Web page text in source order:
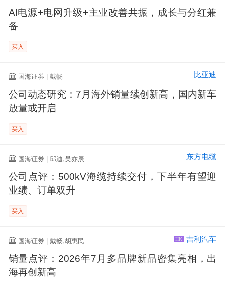
AI电源+电网升级+主业改善共振，成长与分红兼
备
买入
国海证券 | 戴畅 比亚迪
公司动态研究：7月海外销量续创新高，国内新车
放量或开启
买入
国海证券 | 邱迪,吴亦辰 东方电缆
公司点评：500kV海缆持续交付，下半年有望迎
业绩、订单双升
买入
国海证券 | 戴畅,胡惠民 HK 吉利汽车
销量点评：2026年7月多品牌新品密集亮相，出
海再创新高